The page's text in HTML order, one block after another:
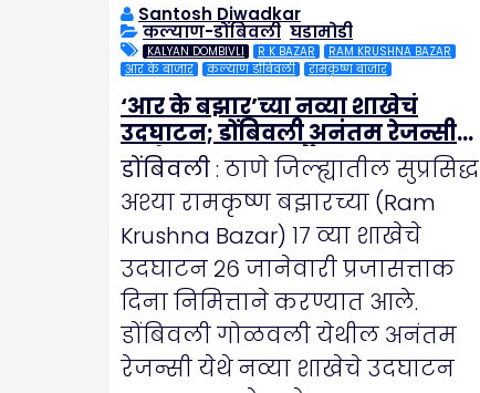
Santosh Diwadkar
कल्याण-डोंबिवली घडामोडी
KALYAN DOMBIVLI R K BAZAR
RAM KRUSHNA BAZAR
आर के बाजार
कल्याण डोंबिवली रामकृष्ण बाजार
‘आर के बझार’च्या नव्या शाखेचं
उदघाटन; डोंबिवली अनंतम रेजन्सी
मध्ये भव्य सुपर मार्केट सुरू
डोंबिवली: ठाणे जिल्ह्यातील सुप्रसिद्ध
अश्या रामकृष्ण बझारच्या (Ram
Krushna Bazar) १७ व्या शाखेचे
उदघाटन २६ जानेवारी प्रजासत्ताक
दिना निमित्ताने करण्यात आले.
डोंबिवली गोळवली येथील अनंतम
रेजन्सी येथे नव्या शाखेचे उदघाटन